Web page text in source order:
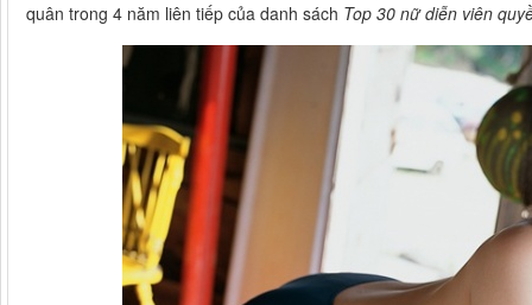
quân trong 4 năm liên tiếp của danh sách Top 30 nữ diễn viên